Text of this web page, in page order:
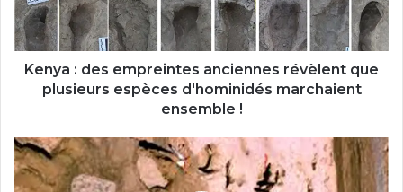
que
plusieurs
espèces
d'hominidés
marchaient
Kenya : des empreintes anciennes révèlent que
plusieurs espèces d'hominidés marchaient
ensemble !
Kenya:
Nyayo
za